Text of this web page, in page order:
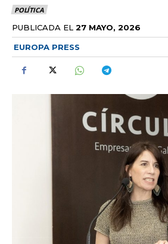
POLÍTICA
PUBLICADA EL 27 MAYO, 2026
EUROPA PRESS